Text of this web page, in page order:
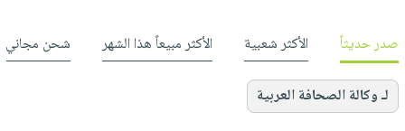
صدر حديثاً الأكثر شعبية الأكثر مبيعاً هذا الشهر شحن مجاني
لـ وكالة الصحافة العربية